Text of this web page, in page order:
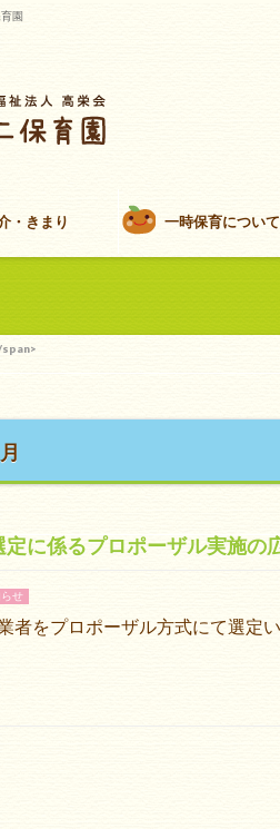
園
・きまり 一時保育について
span>
に係るプロポーザル実施の
せ
をプロポーザル方式にて選定い